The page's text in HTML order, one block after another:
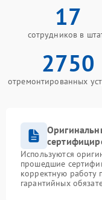
17
сотрудников в
2750
отремонтированных
Используются
прошедшие
корректную работу
гарантийных